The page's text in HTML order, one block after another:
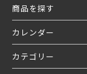
商品を探す
カレンダー
カテゴリー